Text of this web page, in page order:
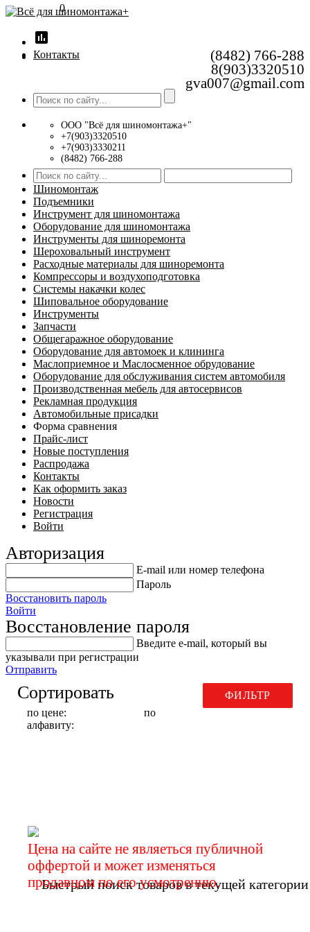
insert_chart
0
Контакты
(8482) 766-288
8(903)3320510
gva007@gmail.com
ООО "Всё для шиномонтажа+"
+7(903)3320510
+7(903)3330211
(8482) 766-288
Шиномонтаж
Подъемники
Инструмент для шиномонтажа
Оборудование для шиномонтажа
Инструменты для шиноремонта
Шероховальный инструмент
Расходные материалы для шиноремонта
Компрессоры и воздухоподготовка
Системы накачки колес
Шиповальное оборудование
Инструменты
Запчасти
Общегаражное оборудование
Оборудование для автомоек и клининга
Маслоприемное и Маслосменное обрудование
Оборудование для обслуживания систем автомобиля
Производственная мебель для автосервисов
Рекламная продукция
Автомобильные присадки
Форма сравнения
Прайс-лист
Новые поступления
Распродажа
Контакты
Как оформить заказ
Новости
Регистрация
Войти
Авторизация
E-mail или номер телефона
Пароль
Восстановить пароль
Войти
Восстановление пароля
Введите е-mail, который вы
указывали при регистрации
Отправить
ФИЛЬТР
Сортировать
по цене:
по
алфавиту:
Цена на сайте не являеться публичной
оффертой и может изменяться
продавцом по его усмотрению.